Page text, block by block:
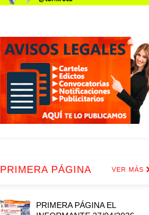
PRIMERA PÁGINA VER MÁS
PRIMERA PÁGINA EL